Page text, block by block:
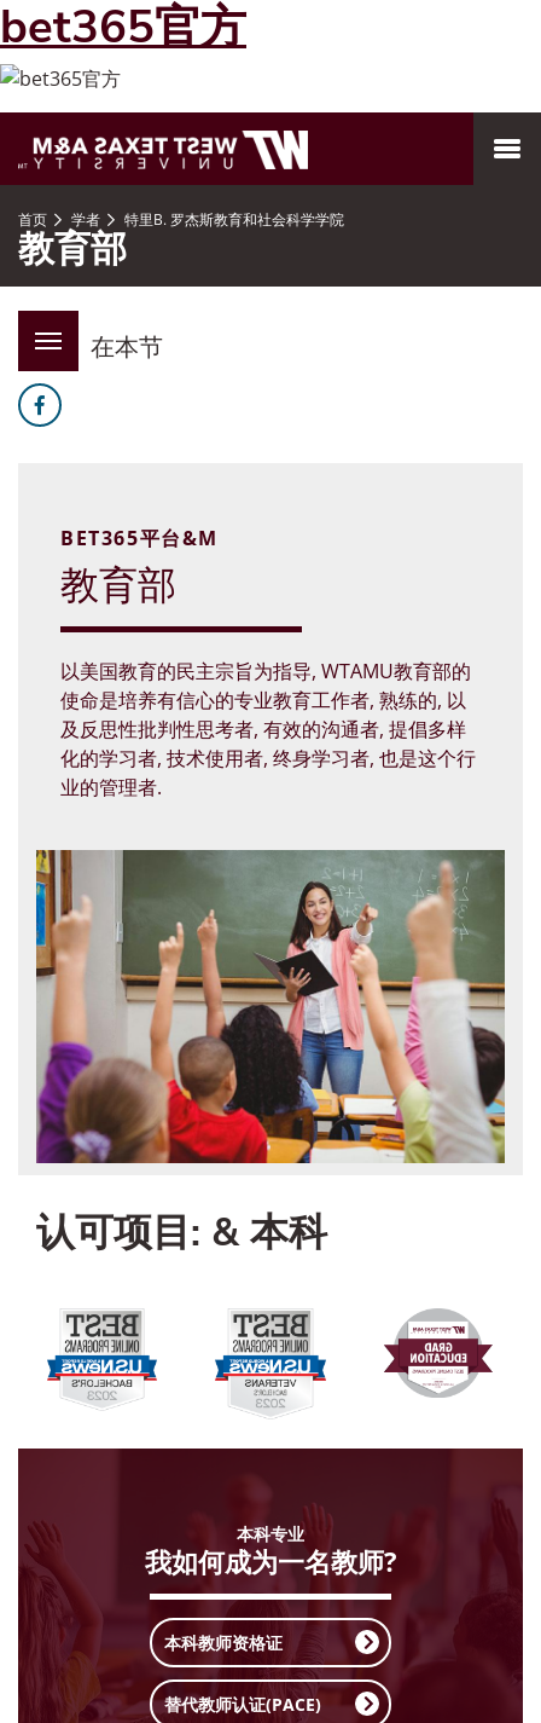
bet365官方
MENU
首页 学者 特里B. 罗杰斯教育和社会科学学院
教育部
在本节
脸谱网
BET365平台&M
教育部
以美国教育的民主宗旨为指导, WTAMU教育部的
使命是培养有信心的专业教育工作者, 熟练的, 以
及反思性批判性思考者, 有效的沟通者, 提倡多样
化的学习者, 技术使用者, 终身学习者, 也是这个行
业的管理者.
认可项目: & 本科
本科专业
我如何成为一名教师?
本科教师资格证
替代教师认证(PACE)